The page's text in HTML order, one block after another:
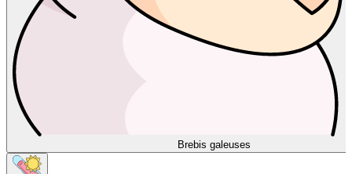
Brebis galeuses